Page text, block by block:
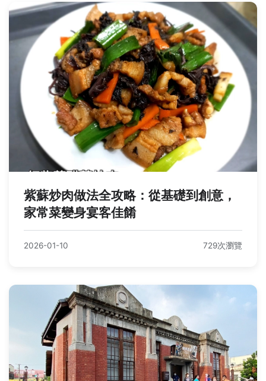
紫蘇炒肉做法全攻略：從基礎到創意，
家常菜變身宴客佳餚
2026-01-10 729次瀏覽